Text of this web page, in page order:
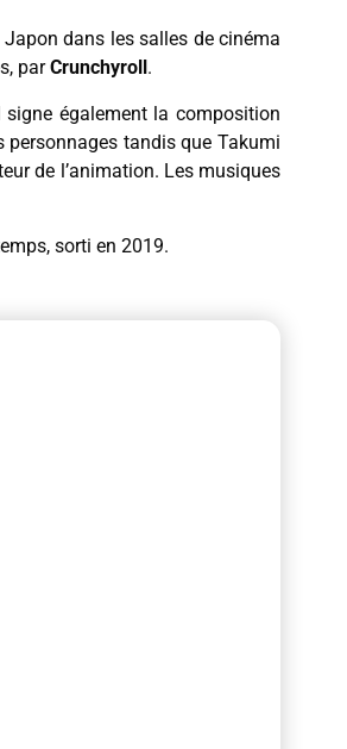
dans les salles de cinéma
parCrunchyroll.
également la composition
personnages tandis que Takumi
de l’animation. Les musiques
sorti en 2019.